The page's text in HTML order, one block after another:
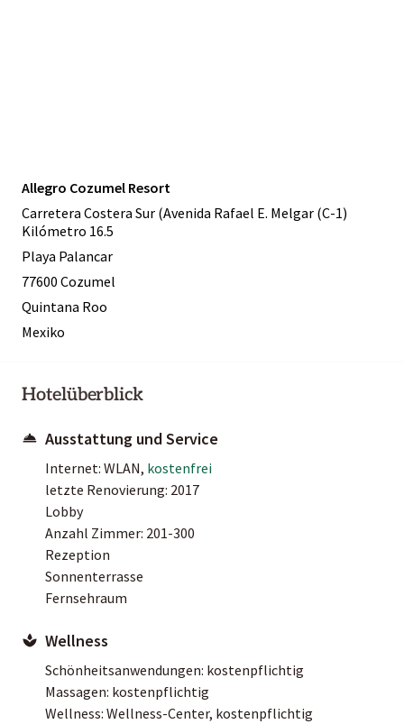
Allegro Cozumel Resort
Carretera Costera Sur (Avenida Rafael E. Melgar (C-1)
Kilómetro 16.5
Playa Palancar
77600 Cozumel
Quintana Roo
Mexiko
Hotelüberblick
Ausstattung und Service
Internet: WLAN, kostenfrei
letzte Renovierung: 2017
Lobby
Anzahl Zimmer: 201-300
Rezeption
Sonnenterrasse
Fernsehraum
Wellness
Schönheitsanwendungen: kostenpflichtig
Massagen: kostenpflichtig
Wellness: Wellness-Center, kostenpflichtig